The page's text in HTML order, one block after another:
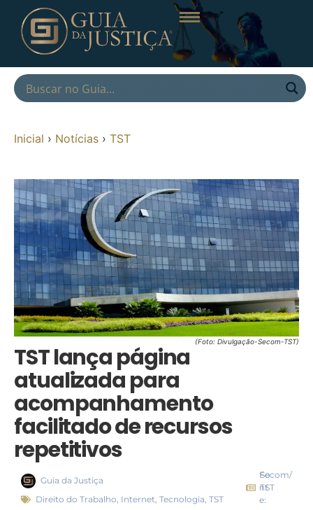
Inicial › Notícias › TST
(Foto: Divulgação-Secom-TST)
TST lança página
atualizada para
acompanhamento
facilitado de recursos
repetitivos
Guia da Justiça
Direito do Trabalho Internet Tecnologia TST
Fo
nt
e:
Secom/
TST